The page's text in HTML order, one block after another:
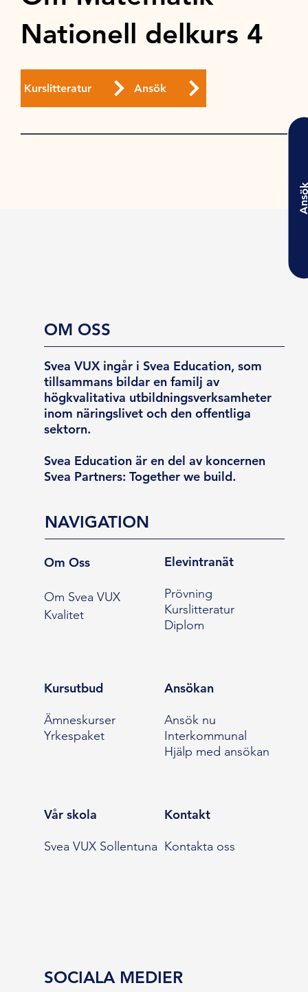
Nationell delkurs 4
Kurslitteratur Ansök
OM OSS
Svea VUX ingår i Svea Education, som
tillsammans bildar en familj av
högkvalitativa utbildningsverksamheter
inom näringslivet och den offentliga
sektorn.
Svea Education är en del av koncernen
Svea Partners: Together we build.
NAVIGATION
Om Oss
Om Svea VUX
Kvalitet
Elevintranät
Prövning
Kurslitteratur
Diplom
Kursutbud
Ämneskurser
Yrkespaket
Ansökan
Ansök nu
Interkommunal
Hjälp med ansökan
Vår skola
Svea VUX Sollentuna
Kontakt
Kontakta oss
SOCIALA MEDIER